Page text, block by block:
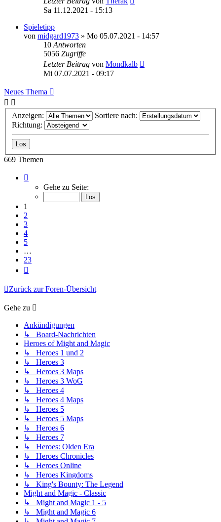
Sa 11.12.2021 - 15:13
Spieletipp
von midgard1973 » Mo 05.07.2021 - 14:57
10 Antworten
5056 Zugriffe
Letzter Beitrag von Mondkalb
Mi 07.07.2021 - 09:17
Neues Thema
Anzeigen:
Sortiere nach:
Richtung:
669 Themen
von
Gehe zu Seite:
1
2
3
4
5
…
23
Zurück zur Foren-Übersicht
Gehe zu
Ankündigungen
↳ Board-Nachrichten
Heroes of Might and Magic
↳ Heroes 1 und 2
↳ Heroes 3
↳ Heroes 3 Maps
↳ Heroes 3 WoG
↳ Heroes 4
↳ Heroes 4 Maps
↳ Heroes 5
↳ Heroes 5 Maps
↳ Heroes 6
↳ Heroes 7
↳ Heroes: Olden Era
↳ Heroes Chronicles
↳ Heroes Online
↳ Heroes Kingdoms
↳ King's Bounty: The Legend
Might and Magic - Classic
↳ Might and Magic 1 - 5
↳ Might and Magic 6